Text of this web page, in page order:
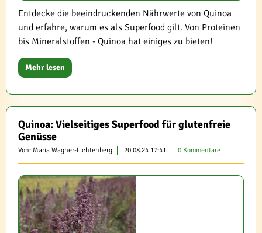
Entdecke die beeindruckenden Nährwerte von Quinoa
und erfahre, warum es als Superfood gilt. Von Proteinen
bis Mineralstoffen - Quinoa hat einiges zu bieten!
Mehr lesen
Quinoa: Vielseitiges Superfood für glutenfreie
Genüsse
Von: Maria Wagner-Lichtenberg 20.08.24 17:41 0 Kommentare